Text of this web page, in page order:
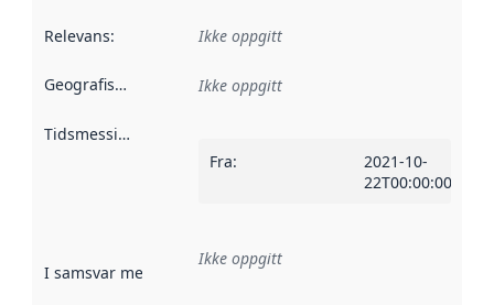
Relevans: Ikke oppgitt
Geografisk avgrensning :
Ikke oppgitt
Tidsmessig avgrensning
Fra:
2021-10-
22T00:00:00Z
I samsvar med Referanse til en implementasjonsregel
Ikke oppgitt